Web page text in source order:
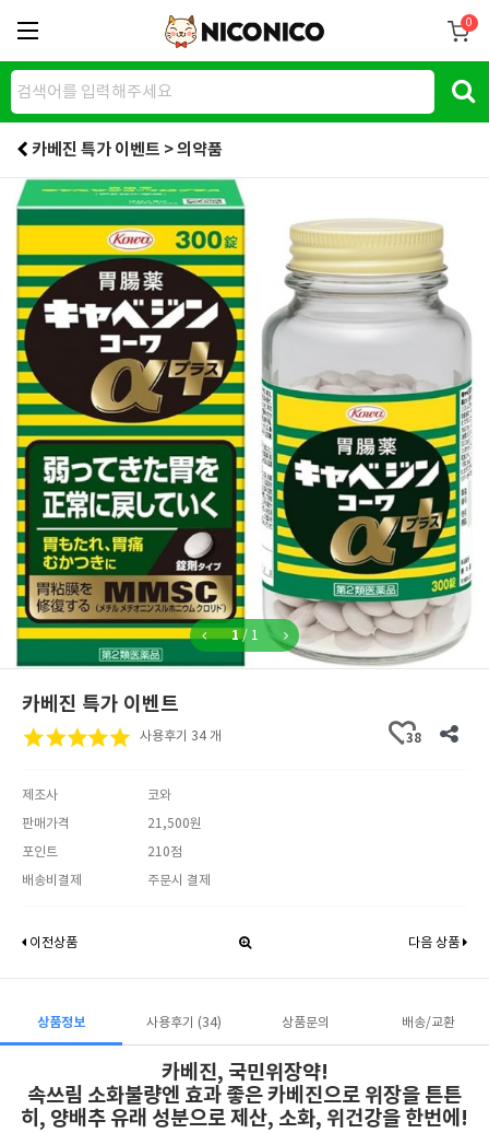
0
카베진 특가 이벤트 > 의약품
1/ 1
카베진 특가 이벤트
사용후기 34 개 38
제조사
코와
판매가격
21,500원
포인트
210점
배송비결제
주문시 결제
이전상품 다음 상품
상품정보 사용후기 (34) 상품문의 배송/교환
카베진, 국민위장약!
속쓰림 소화불량엔 효과 좋은 카베진으로 위장을 튼튼
히, 양배추 유래 성분으로 제산, 소화, 위건강을 한번에!